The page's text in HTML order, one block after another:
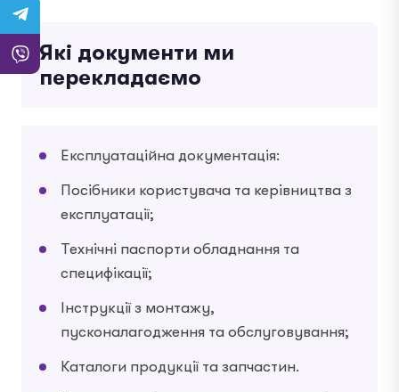
Які документи ми
перекладаємо
Експлуатаційна документація:
Посібники користувача та керівництва з
експлуатації;
Технічні паспорти обладнання та
специфікації;
Інструкції з монтажу,
пусконалагодження та обслуговування;
Каталоги продукції та запчастин.